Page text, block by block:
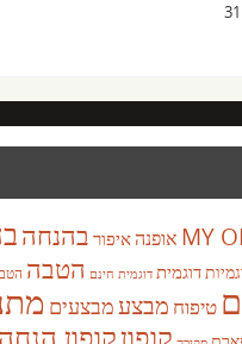
31
MY אופנהאיפור בהנחה
דוגמית דוגמית חינם הטבה
טיפוח מבצעמבצעים
קופון